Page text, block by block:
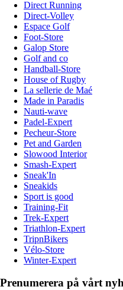
Direct Running
Direct-Volley
Espace Golf
Foot-Store
Galop Store
Golf and co
Handball-Store
House of Rugby
La sellerie de Maé
Made in Paradis
Nauti-wave
Padel-Expert
Pecheur-Store
Pet and Garden
Slowood Interior
Smash-Expert
Sneak'In
Sneakids
Sport is good
Training-Fit
Trek-Expert
Triathlon-Expert
TripnBikers
Vélo-Store
Winter-Expert
Prenumerera på vårt